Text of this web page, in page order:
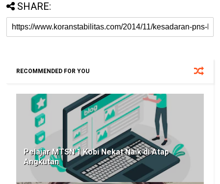
SHARE:
RECOMMENDED FOR YOU
Pelajar MTSN 1 Kobi Nekat Naik di Atap
Angkutan